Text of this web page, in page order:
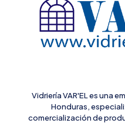
Vidriería VAR'EL es una
Honduras,
comercialización de